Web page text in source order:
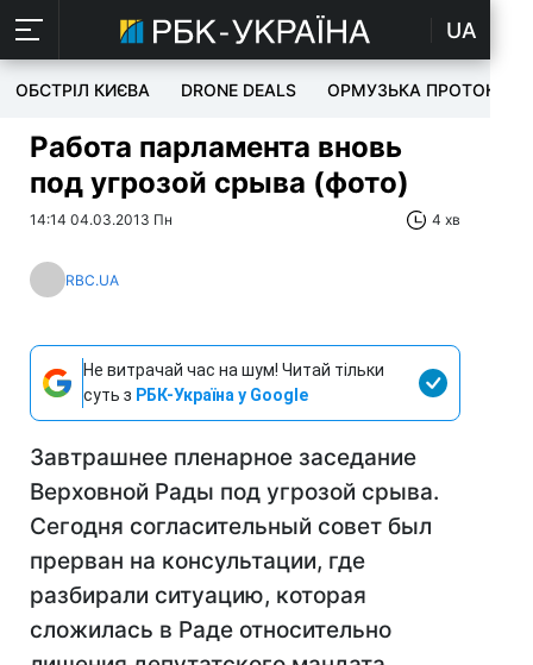
UA
ОБСТРІЛ КИЄВА DRONE DEALS ОРМУЗЬКА ПРОТОКА
Работа парламента вновь
под угрозой срыва (фото)
14:14 04.03.2013 Пн 4 хв
RBC.UA
Не витрачай час на шум! Читай тільки
суть з РБК-Україна у Google
Завтрашнее пленарное заседание
Верховной Рады под угрозой срыва.
Сегодня согласительный совет был
прерван на консультации, где
разбирали ситуацию, которая
сложилась в Раде относительно